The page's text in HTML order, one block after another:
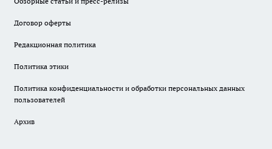
Договор оферты
Редакционная политика
Политика этики
Политика конфиденциальности и обработки персональных данных
пользователей
Архив